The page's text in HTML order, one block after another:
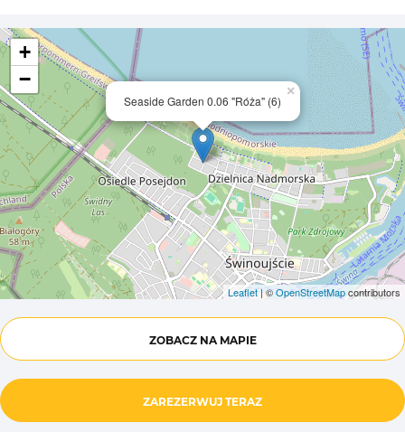
Seaside Garden 0.06 "Róża" (6)
×
+
−
Leaflet| ©OpenStreetMapcontributors
ZOBACZ NA MAPIE
ZAREZERWUJ TERAZ